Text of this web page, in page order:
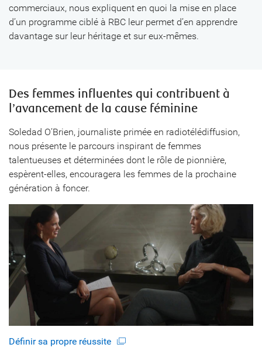
commerciaux, nous expliquent en quoi la mise en place
d’un programme ciblé à RBC leur permet d’en apprendre
davantage sur leur héritage et sur eux-mêmes.
Des femmes influentes qui contribuent à
l’avancement de la cause féminine
Soledad O’Brien, journaliste primée en radiotélédiffusion,
nous présente le parcours inspirant de femmes
talentueuses et déterminées dont le rôle de pionnière,
espèrent-elles, encouragera les femmes de la prochaine
génération à foncer.
Définir sa propre réussite